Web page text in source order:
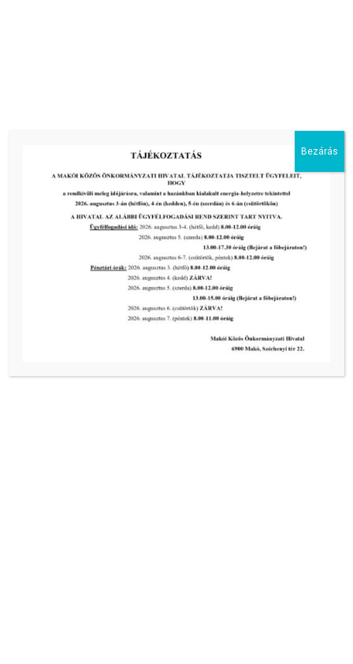
Viva Apartman
Makó, Hunyadi utca 9. 2/3.
+36 30 284 0711
vivaapartmanmako@gmail.com
Bezárás